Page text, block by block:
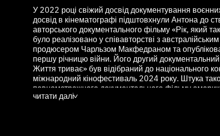
У 2022 році свіжий досвід документування
досвід в кінематографі підштовхнули Антона до
авторського документального фільму «Рік, який
було реалізовано у співавторстві з
продюсером Чарльзом Макфедраном та
першу річницю війни. Його другий
Життя триває» був відібраний до національного
міжнародний кінофестиваль 2024 року. Штука
повнометражного документального фільму
Аманди Бейлі, про закатованого російськими
читати далі>